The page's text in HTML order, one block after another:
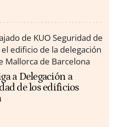
a Delegación a
de los edificios